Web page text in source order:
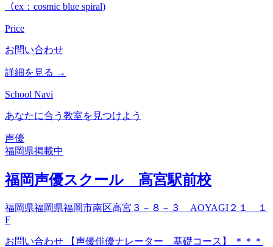
（ex：cosmic blue spiral)
Price
お問い合わせ
詳細を見る →
School Navi
あなたに合う教室を見つけよう
声優
福岡県掲載中
福岡声優スクール 高宮駅前校
福岡県福岡県福岡市南区高宮３－８－３ AOYAGI２１ １
F
お問い合わせ 【声優俳優ナレーター 基礎コース】 ＊＊＊